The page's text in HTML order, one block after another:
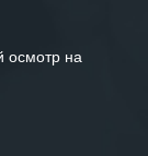
осмотр на